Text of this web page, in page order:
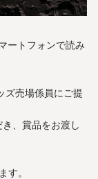
ートフォンで読み
ズ売場係員にご提
、賞品をお渡し
す。